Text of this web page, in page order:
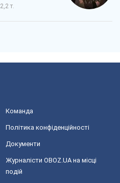
2,2 т.
Команда
Політика конфіденційності
Документи
Журналісти OBOZ.UA на місці
подій